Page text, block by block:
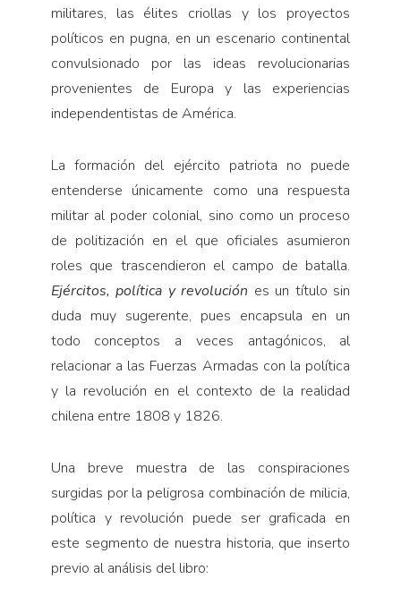
militares, las élites criollas y los proyectos
políticos en pugna, en un escenario continental
convulsionado por las ideas revolucionarias
provenientes de Europa y las experiencias
independentistas de América.
La formación del ejército patriota no puede
entenderse únicamente como una respuesta
militar al poder colonial, sino como un proceso
de politización en el que oficiales asumieron
roles que trascendieron el campo de batalla.
Ejércitos, política y revolución es un título sin
duda muy sugerente, pues encapsula en un
todo conceptos a veces antagónicos, al
relacionar a las Fuerzas Armadas con la política
y la revolución en el contexto de la realidad
chilena entre 1808 y 1826.
Una breve muestra de las conspiraciones
surgidas por la peligrosa combinación de milicia,
política y revolución puede ser graficada en
este segmento de nuestra historia, que inserto
previo al análisis del libro: